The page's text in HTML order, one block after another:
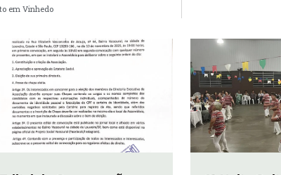
em Vinhedo